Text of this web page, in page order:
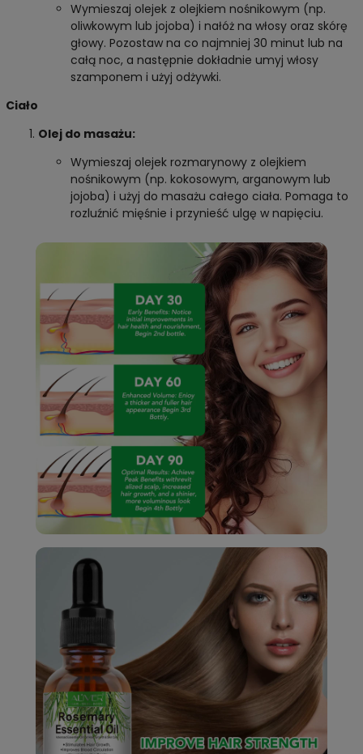
Wymieszaj olejek z olejkiem nośnikowym (np.
oliwkowym lub jojoba) i nałóż na włosy oraz skórę
głowy. Pozostaw na co najmniej 30 minut lub na
całą noc, a następnie dokładnie umyj włosy
szamponem i użyj odżywki.
Ciało
Olej do masażu:
Wymieszaj olejek rozmarynowy z olejkiem
nośnikowym (np. kokosowym, arganowym lub
jojoba) i użyj do masażu całego ciała. Pomaga to
rozluźnić mięśnie i przynieść ulgę w napięciu.